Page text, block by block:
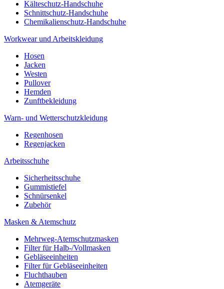
Kälteschutz-Handschuhe
Schnittschutz-Handschuhe
Chemikalienschutz-Handschuhe
Workwear und Arbeitskleidung
Hosen
Jacken
Westen
Pullover
Hemden
Zunftbekleidung
Warn- und Wetterschutzkleidung
Regenhosen
Regenjacken
Arbeitsschuhe
Sicherheitsschuhe
Gummistiefel
Schnürsenkel
Zubehör
Masken & Atemschutz
Mehrweg-Atemschutzmasken
Filter für Halb-/Vollmasken
Gebläseeinheiten
Filter für Gebläseeinheiten
Fluchthauben
Atemgeräte